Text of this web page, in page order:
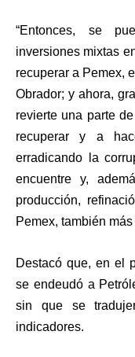
“Entonces, se
inversiones mixtas
recuperar a Pemex,
Obrador; y ahora,
revierte una parte
recuperar y a
erradicando la
encuentre y,
producción,
Pemex, también
Destacó que, en el
se endeudó a
sin que se
indicadores.